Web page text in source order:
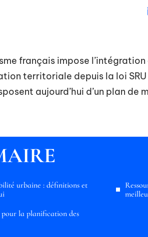
français impose
territoriale depuis la loi
aujourd’hui d’un plan de
urbaine : définitions et
pour la planification des